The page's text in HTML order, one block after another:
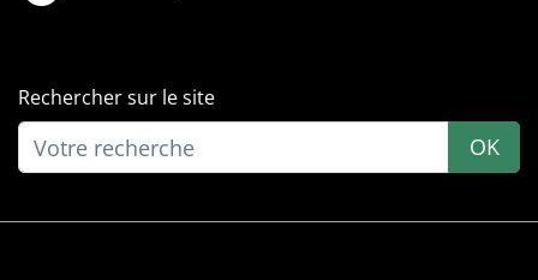
Rechercher sur le site
OK